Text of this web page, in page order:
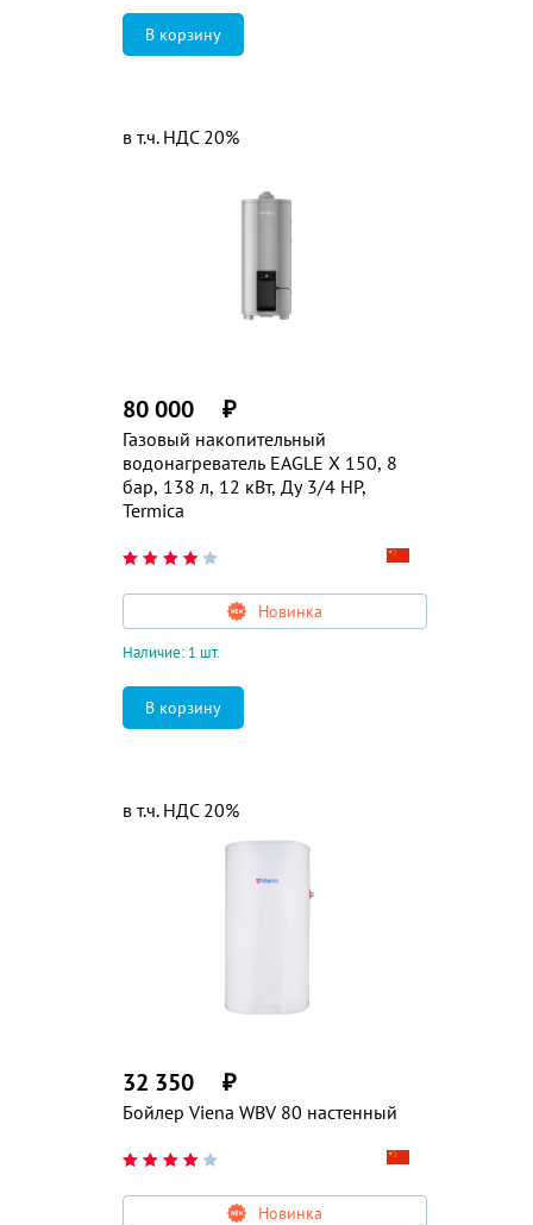
Газовый накопительный
водонагреватель EAGLE X 150, 8
бар, 138 л, 12 кВт, Ду 3/4 HP,
Termica
80 000 ₽
в т.ч. НДС 20%
Новинка
Наличие: 1 шт.
Бойлер Viena WBV 80 настенный
32 350 ₽
в т.ч. НДС 20%
Новинка